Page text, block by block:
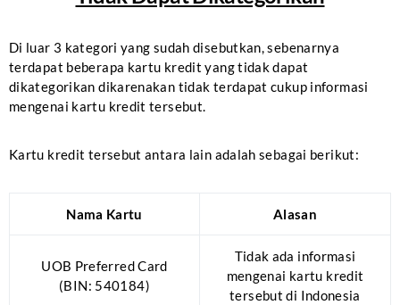
Di luar 3 kategori yang sudah disebutkan, sebenarnya
terdapat beberapa kartu kredit yang tidak dapat
dikategorikan dikarenakan tidak terdapat cukup informasi
mengenai kartu kredit tersebut.
Kartu kredit tersebut antara lain adalah sebagai berikut:
Nama Kartu Alasan
UOB Preferred Card
(BIN: 540184)
Tidak ada informasi
mengenai kartu kredit
tersebut di Indonesia